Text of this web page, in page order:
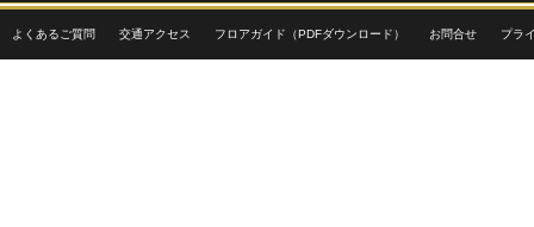
よくあるご質問 交通アクセス フロアガイド（PDFダウンロード） お問合せ プラ